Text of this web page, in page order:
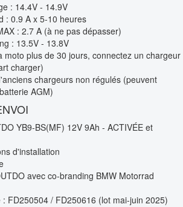
: 14.4V - 14.9V
: 0.9 A x 5-10 heures
: 2.7 A (à ne pas dépasser)
: 13.5V - 13.8V
moto plus de 30 jours, connectez un chargeur
charger)
chargeurs non régulés (peuvent
AGM)
YB9-BS(MF) 12V 9Ah - ACTIVÉE et
d'installation
avec co-branding BMW Motorrad
: FD250504 / FD250616 (lot mai-juin 2025)